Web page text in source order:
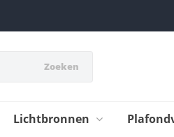
Zoeken
Lichtbronnen